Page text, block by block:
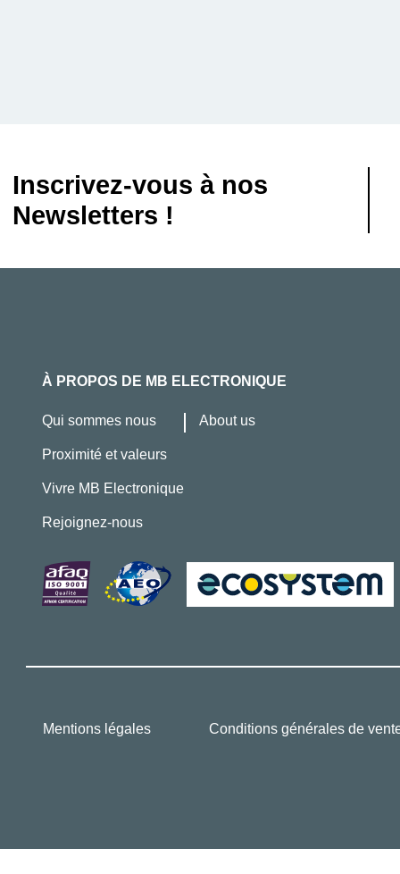
Inscrivez-vous à nos
Newsletters !
À PROPOS DE MB ELECTRONIQUE
Qui sommes nous About us
Proximité et valeurs
Vivre MB Electronique
Rejoignez-nous
Mentions légales Conditions générales de